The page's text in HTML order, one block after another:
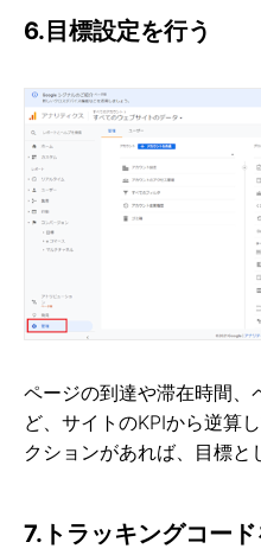
6.目標設定を行う
ページの到達や滞在時間、
ど、サイトのKPIから逆算
クションがあれば、目標と
7.トラッキングコー